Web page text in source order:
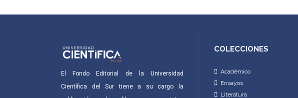
El Fondo Editorial de la Universidad
Científica del Sur tiene a su cargo la
COLECCIONES
Académico
Ensayos
Literatura